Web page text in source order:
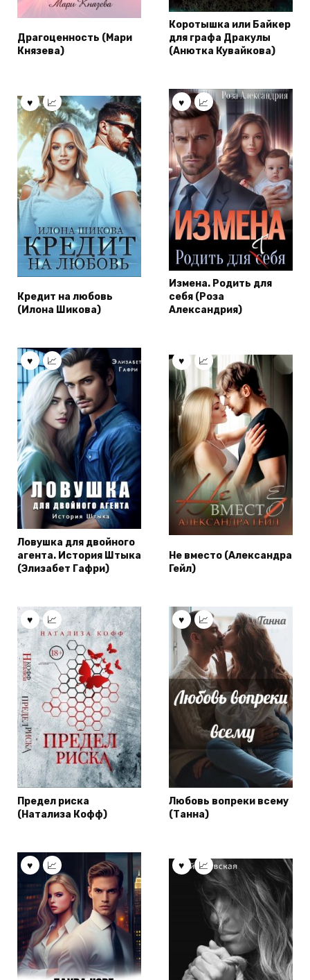
Драгоценность (Мари
Князева)
Коротышка или Байкер
для графа Дракулы
(Анютка Кувайкова)
Кредит на любовь
(Илона Шикова)
Измена. Родить для
себя (Роза
Александрия)
Ловушка для двойного
агента. История Штыка
(Элизабет Гафри)
Не вместо (Александра
Гейл)
Предел риска
(Натализа Кофф)
Любовь вопреки всему
(Танна)